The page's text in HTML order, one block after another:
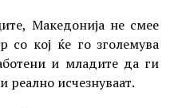
Македонија не смее
со кој ќе го зголемува
и младите да ги
реално исчезнуваат.